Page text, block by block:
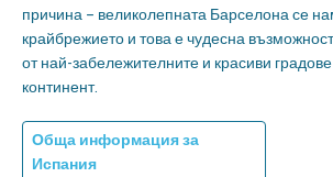
причина – великолепната Барселона се
крайбрежието и това е чудесна
от най-забележителните и красиви
континент.
Обща информация за
Испания